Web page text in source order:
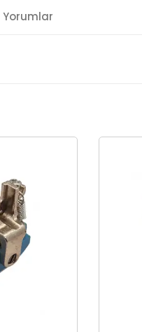
Yorumlar